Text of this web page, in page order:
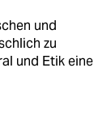
und
zu
und Etik eine